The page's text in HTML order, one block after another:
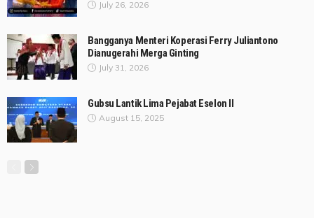
July 26, 2026
Bangganya Menteri Koperasi Ferry Juliantono
Dianugerahi Merga Ginting
July 31, 2026
Gubsu Lantik Lima Pejabat Eselon II
August 15, 2025